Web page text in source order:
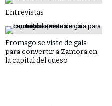
Entrevistas
Fromago se viste de gala
para convertir a Zamora en
la capital del queso